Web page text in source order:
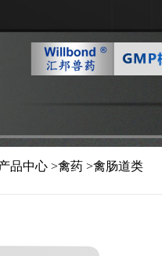
品中心 >禽药 >禽肠道类